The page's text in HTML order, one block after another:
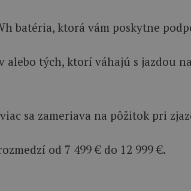
batéria, ktorá vám poskytne
tých, ktorí váhajú s jazdou
sa zameriava na pôžitok pri
od 7 499 € do 12 999 €.